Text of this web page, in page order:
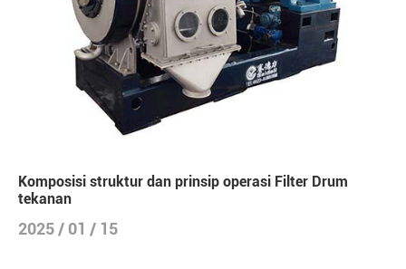
Komposisi struktur dan prinsip operasi Filter Drum
tekanan
2025 / 01 / 15